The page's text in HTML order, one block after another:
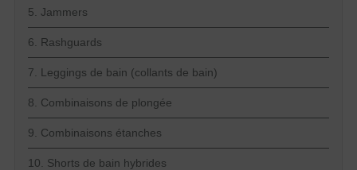
5. Jammers
6. Rashguards
7. Leggings de bain (collants de bain)
8. Combinaisons de plongée
9. Combinaisons étanches
10. Shorts de bain hybrides